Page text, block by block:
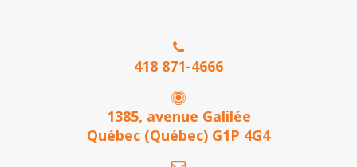
418 871-4666
1385, avenue Galilée
Québec (Québec) G1P 4G4